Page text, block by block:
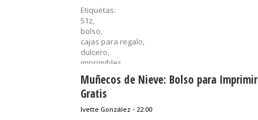
......
Etiquetas:
51z,
bolso,
cajas para regalo,
dulcero,
imprimibles,
Navidad,
recuerditos,
sorpresas,
souvenirs
Muñecos de Nieve: Bolso para Imprimir
Gratis
Ivette González - 22:00